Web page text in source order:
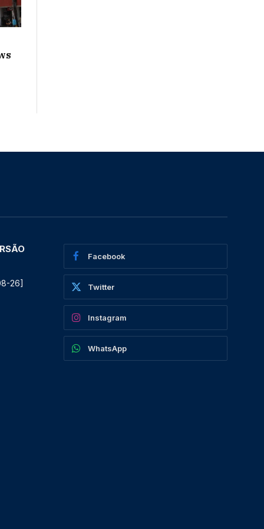
26]
Facebook
Twitter
Instagram
WhatsApp